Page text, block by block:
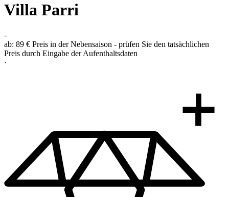
Villa Parri
-
ab: 89 € Preis in der Nebensaison - prüfen Sie den tatsächlichen
Preis durch Eingabe der Aufenthaltsdaten
·